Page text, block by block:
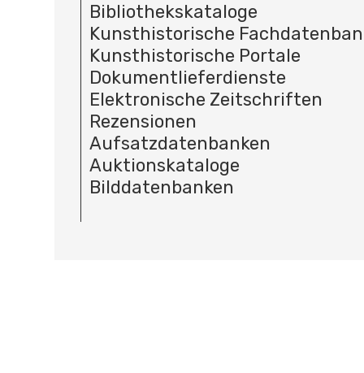
Bibliothekskataloge
Kunsthistorische
Kunsthistorische Portale
Dokumentlieferdienste
Elektronische Zeitschriften
Rezensionen
Aufsatzdatenbanken
Auktionskataloge
Bilddatenbanken